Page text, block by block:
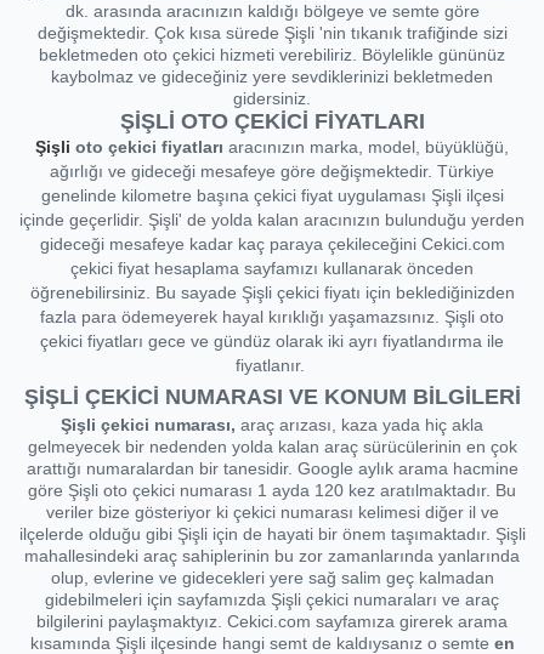
dk. arasında aracınızın kaldığı bölgeye ve semte göre
değişmektedir. Çok kısa sürede Şişli 'nin tıkanık trafiğinde sizi
bekletmeden oto çekici hizmeti verebiliriz. Böylelikle gününüz
kaybolmaz ve gideceğiniz yere sevdiklerinizi bekletmeden
gidersiniz.
ŞİŞLİ OTO ÇEKİCİ FİYATLARI
Şişli oto çekici fiyatları aracınızın marka, model, büyüklüğü,
ağırlığı ve gideceği mesafeye göre değişmektedir. Türkiye
genelinde kilometre başına çekici fiyat uygulaması Şişli ilçesi
içinde geçerlidir. Şişli' de yolda kalan aracınızın bulunduğu yerden
gideceği mesafeye kadar kaç paraya çekileceğini Cekici.com
çekici fiyat hesaplama sayfamızı kullanarak önceden
öğrenebilirsiniz. Bu sayade Şişli çekici fiyatı için beklediğinizden
fazla para ödemeyerek hayal kırıklığı yaşamazsınız. Şişli oto
çekici fiyatları gece ve gündüz olarak iki ayrı fiyatlandırma ile
fiyatlanır.
ŞİŞLİ ÇEKİCİ NUMARASI VE KONUM BİLGİLERİ
Şişli çekici numarası, araç arızası, kaza yada hiç akla
gelmeyecek bir nedenden yolda kalan araç sürücülerinin en çok
arattığı numaralardan bir tanesidir. Google aylık arama hacmine
göre Şişli oto çekici numarası 1 ayda 120 kez aratılmaktadır. Bu
veriler bize gösteriyor ki çekici numarası kelimesi diğer il ve
ilçelerde olduğu gibi Şişli için de hayati bir önem taşımaktadır. Şişli
mahallesindeki araç sahiplerinin bu zor zamanlarında yanlarında
olup, evlerine ve gidecekleri yere sağ salim geç kalmadan
gidebilmeleri için sayfamızda Şişli çekici numaraları ve araç
bilgilerini paylaşmaktyız. Cekici.com sayfamıza girerek arama
kısamında Şişli ilçesinde hangi semt de kaldıysanız o semte en